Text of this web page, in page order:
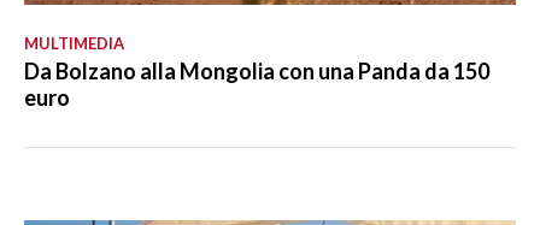
MULTIMEDIA
Da Bolzano alla Mongolia con una Panda da 150
euro